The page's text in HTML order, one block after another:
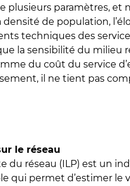
plusieurs paramètres, et
densité de population,
techniques des
la sensibilité du milieu
du coût du service
il ne tient pas
le réseau
du réseau (ILP) est un
qui permet d’estimer le